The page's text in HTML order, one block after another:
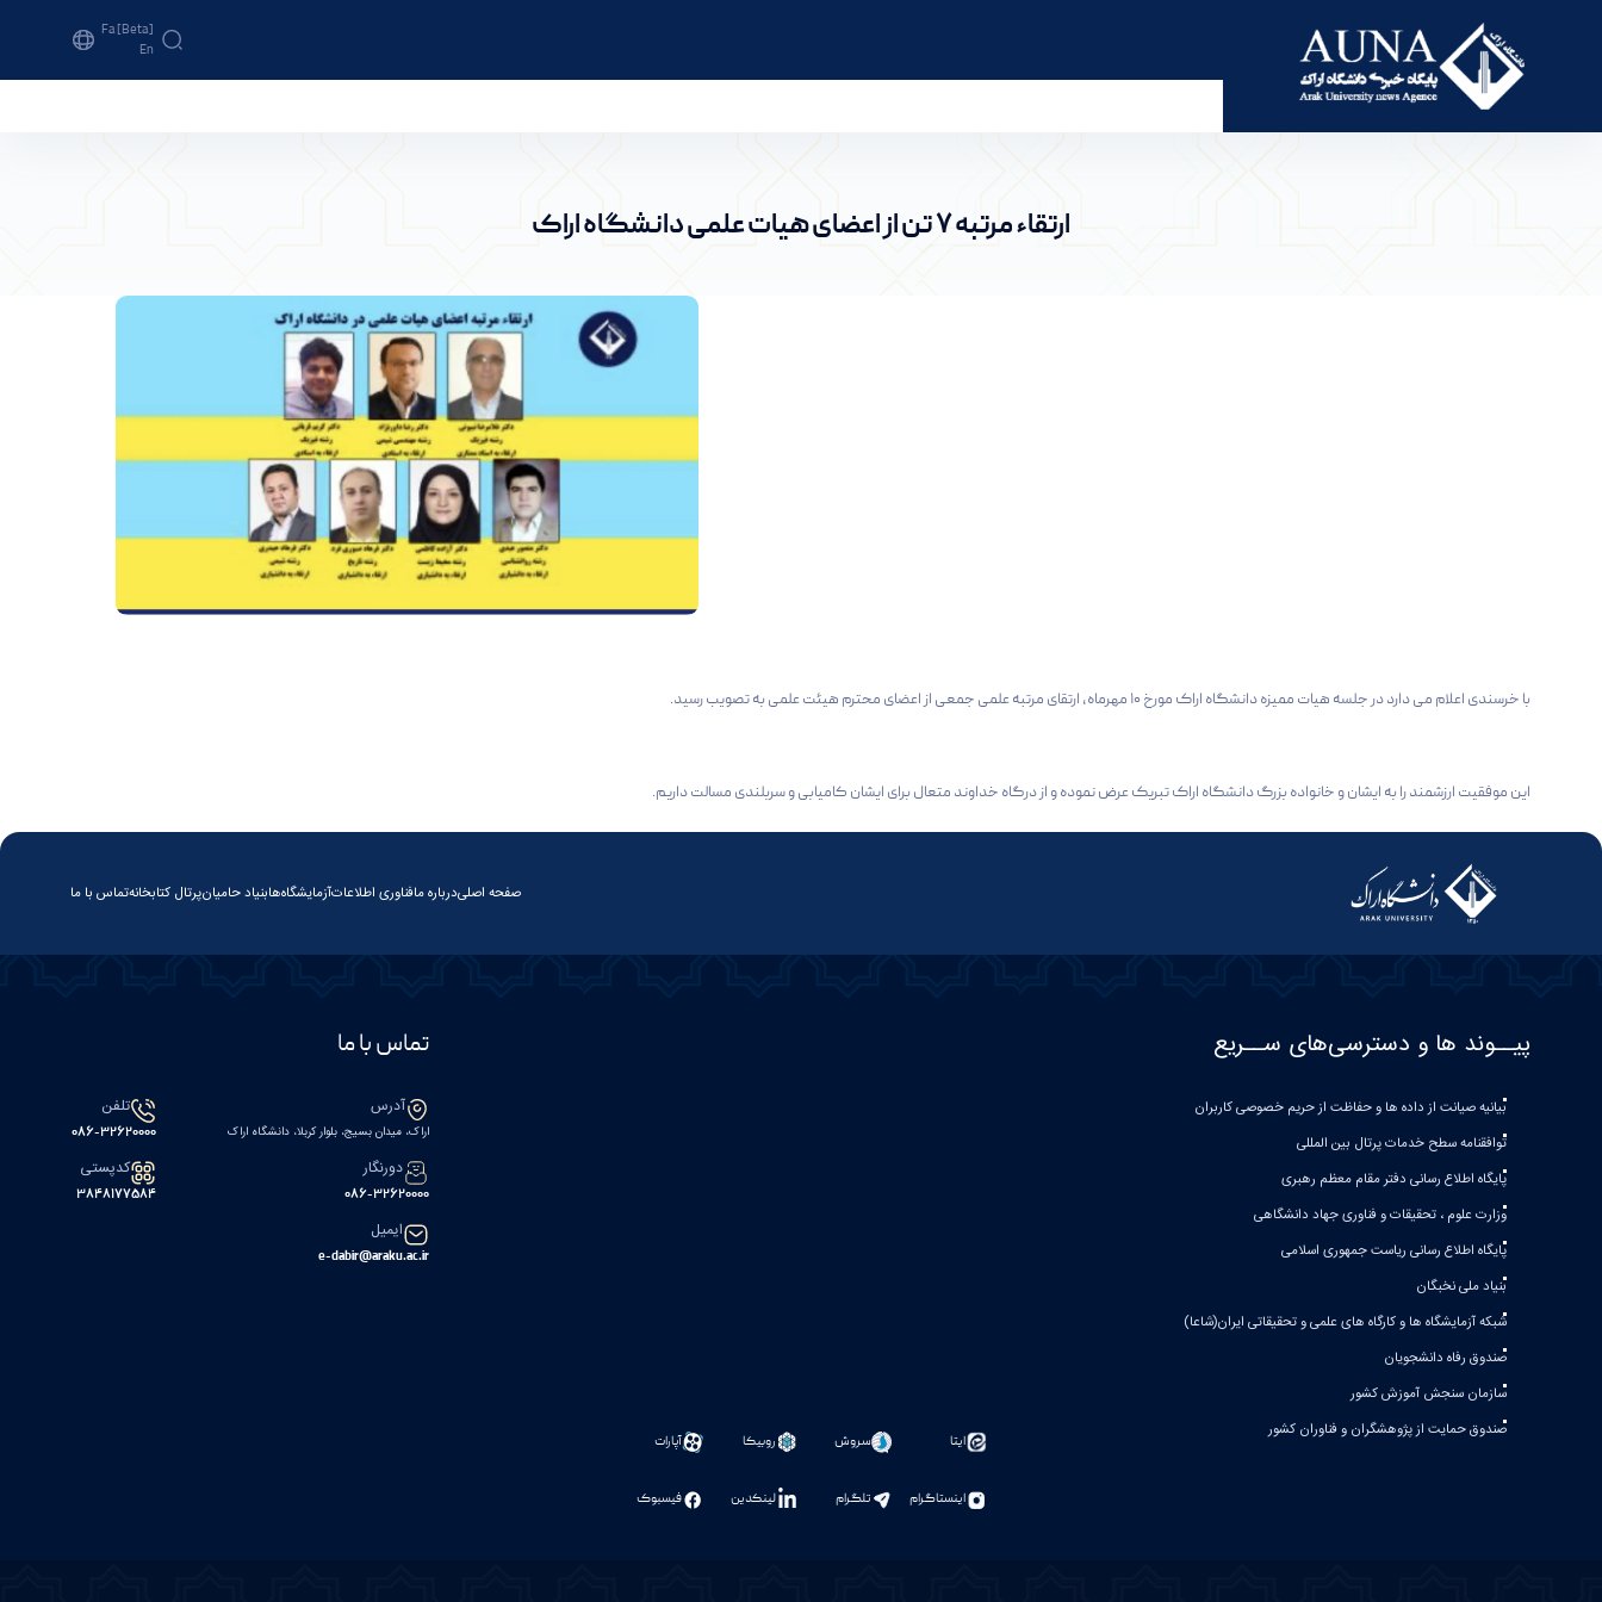
Fa [beta]
En
ارتقاء مرتبه ۷ تن از اعضای هیات علمی دانشگاه اراک - پرتال خبری دانشگاه اراک
ارتقاء مرتبه ۷ تن از اعضای هیات علمی دانشگاه اراک
با خرسندی اعلام می‌ دارد در جلسه هیات ممیزه دانشگاه اراک مورخ ۱۰ مهرماه، ارتقای مرتبه علمی جمعی از اعضای محترم هیئت علمی به تصویب رسید.
این موفقیت ارزشمند را به ایشان و خانواده بزرگ دانشگاه اراک تبریک عرض نموده و از درگاه خداوند متعال برای ایشان کامیابی و سربلندی مسالت داریم.
صفحه اصلیدرباره مافناوری اطلاعاتآزمایشگاه‌هابنیاد حامیانپرتال کتابخانهتماس با ما
پیــوند ها و دسترسی‌های ســریع
بیانیه صيانت از داده ها و حفاظت از حريم خصوصی كاربران
توافقنامه سطح خدمات پرتال بین المللی
پایگاه اطلاع رسانی دفتر مقام معظم رهبری
وزارت علوم ، تحقیقات و فناوری جهاد دانشگاهی
پایگاه اطلاع رسانی ریاست جمهوری اسلامی
بنیاد ملی نخبگان
شبکه آزمایشگاه ها و کارگاه های علمی و تحقیقاتی ایران(شاعا)
صندوق رفاه دانشجویان
سازمان سنجش آموزش کشور
صندوق حمایت از پژوهشگران و فناوران کشور
ایتا سروش روبیکا آپارات
اینستاگرام تلگرام لینکدین فیسبوک
تماس با ما
آدرس
اراک، میدان بسیج، بلوار کربلا، دانشگاه اراک
تلفن
086-32620000
دورنگار
086-32620000
کدپستی
۳۸۴۸۱۷۷۵۸۴
ایمیل
e-dabir@araku.ac.ir